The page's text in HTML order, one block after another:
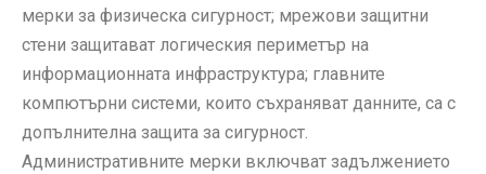
мерки за физическа сигурност; мрежови защитни
стени защитават логическия периметър на
информационната инфраструктура; главните
компютърни системи, които съхраняват данните, са с
допълнителна защита за сигурност.
Административните мерки включват задължението